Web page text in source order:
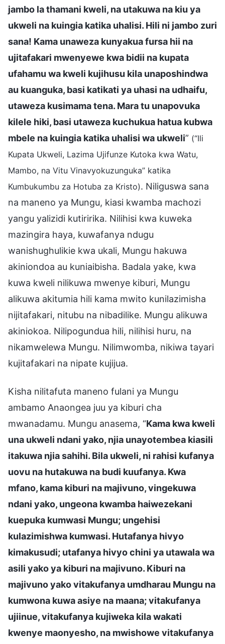
jambo la thamani kweli, na utakuwa na kiu ya
ukweli na kuingia katika uhalisi. Hili ni jambo zuri
sana! Kama unaweza kunyakua fursa hii na
ujitafakari mwenyewe kwa bidii na kupata
ufahamu wa kweli kujihusu kila unaposhindwa
au kuanguka, basi katikati ya uhasi na udhaifu,
utaweza kusimama tena. Mara tu unapovuka
kilele hiki, basi utaweza kuchukua hatua kubwa
mbele na kuingia katika uhalisi wa ukweli” (“Ili
Kupata Ukweli, Lazima Ujifunze Kutoka kwa Watu,
Mambo, na Vitu Vinavyokuzunguka” katika
Kumbukumbu za Hotuba za Kristo). Niliguswa sana
na maneno ya Mungu, kiasi kwamba machozi
yangu yalizidi kutiririka. Nilihisi kwa kuweka
mazingira haya, kuwafanya ndugu
wanishughulikie kwa ukali, Mungu hakuwa
akiniondoa au kuniaibisha. Badala yake, kwa
kuwa kweli nilikuwa mwenye kiburi, Mungu
alikuwa akitumia hili kama mwito kunilazimisha
nijitafakari, nitubu na nibadilike. Mungu alikuwa
akiniokoa. Nilipogundua hili, nilihisi huru, na
nikamwelewa Mungu. Nilimwomba, nikiwa tayari
kujitafakari na nipate kujijua.
Kisha nilitafuta maneno fulani ya Mungu
ambamo Anaongea juu ya kiburi cha
mwanadamu. Mungu anasema, “Kama kwa kweli
una ukweli ndani yako, njia unayotembea kiasili
itakuwa njia sahihi. Bila ukweli, ni rahisi kufanya
uovu na hutakuwa na budi kuufanya. Kwa
mfano, kama kiburi na majivuno, vingekuwa
ndani yako, ungeona kwamba haiwezekani
kuepuka kumwasi Mungu; ungehisi
kulazimishwa kumwasi. Hutafanya hivyo
kimakusudi; utafanya hivyo chini ya utawala wa
asili yako ya kiburi na majivuno. Kiburi na
majivuno yako vitakufanya umdharau Mungu na
kumwona kuwa asiye na maana; vitakufanya
ujiinue, vitakufanya kujiweka kila wakati
kwenye maonyesho, na mwishowe vitakufanya